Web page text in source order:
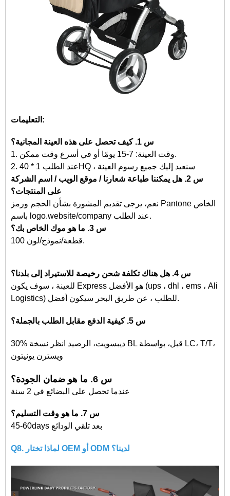
التعليمات:
س 1. كيف تحصل على هذه العينة المجانية؟
1. وقت العينة: 7-15 يومًا أو في أسرع وقت ممكن.
2. عند الطلب 1 * 40HQ ، سنعيد إليك جميع رسوم العينة
س 2. هل يمكننا طباعة شعارنا / موقع الويب / اسم الشركة
على المنتجات؟
نعم، يرجى تقديم المشورة بشأن الحجم ورمز Pantone الخاص
باسم logo.website/company عند الطلب.
س 3. ما هو موك الخاص بك؟
100 قطعة/نموذج/لون.
س 4. هل هناك تكلفة شحن رخيصة للاستيراد إلى بلدنا؟
للعينة ، سوف يكون Express هو الأفضل (ups ، dhl ، ems ، Ali
Logistics) للطلب ، عن طريق البحر سيكون أفضل.
س 5. كيفية الدفع مقابل الطلب بالجملة؟
30% ديبسويت، الرصيد انظر نسخة BL قبل، بواسطة LC، T/T،
ويسترن يونيتون
س 6. ما هو ضمان الجودة؟
عندما تحصل على البضائع في 2 سنة
س 7. ما هو وقت التسليم؟
45-60days بعد تلقي الودائع
Q8. لماذا تختار OEM أو ODM لدينا؟